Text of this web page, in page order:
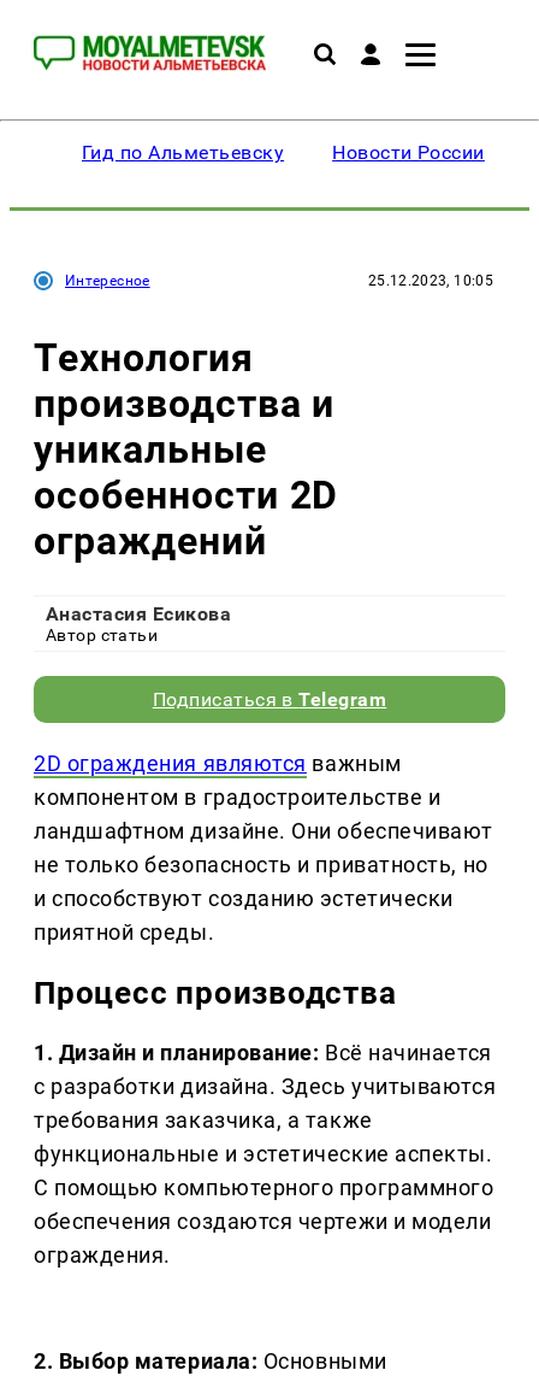
Гид по Альметьевску Новости России
Интересное 25.12.2023, 10:05
Технология
производства и
уникальные
особенности 2D
ограждений
Анастасия Есикова
Автор статьи
Подписаться вTelegram
2D ограждения являются важным
компонентом в градостроительстве и
ландшафтном дизайне. Они обеспечивают
не только безопасность и приватность, но
и способствуют созданию эстетически
приятной среды.
Процесс производства
1. Дизайн и планирование: Всё начинается
с разработки дизайна. Здесь учитываются
требования заказчика, а также
функциональные и эстетические аспекты.
С помощью компьютерного программного
обеспечения создаются чертежи и модели
ограждения.
2. Выбор материала: Основными